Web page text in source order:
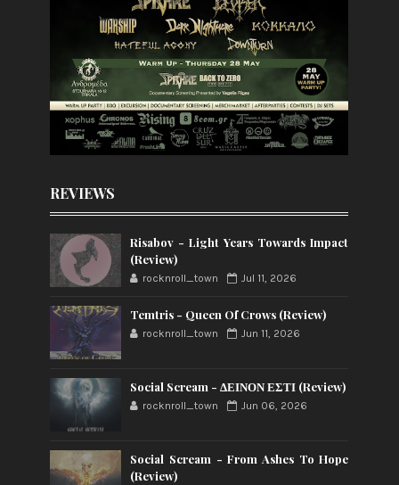
REVIEWS
Risabov - Light Years Towards Impact
(Review)
rocknroll_town Jul 11, 2026
Temtris - Queen Of Crows (Review)
rocknroll_town Jun 11, 2026
Social Scream - ΔΕΙΝΟΝ ΕΣΤΙ (Review)
rocknroll_town Jun 06, 2026
Social Scream - From Ashes To Hope
(Review)